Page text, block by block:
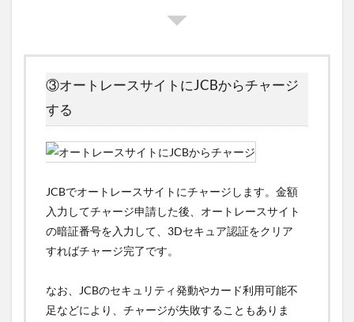
③オートレースサイトにJCBからチャージ
する
JCBでオートレースサイトにチャージします。金額
入力してチャージ申請した後、オートレースサイト
の暗証番号を入力して、3Dセキュア認証をクリア
すればチャージ完了です。
なお、JCBのセキュリティ発動やカード利用可能不
足などにより、チャージが失敗することもありま